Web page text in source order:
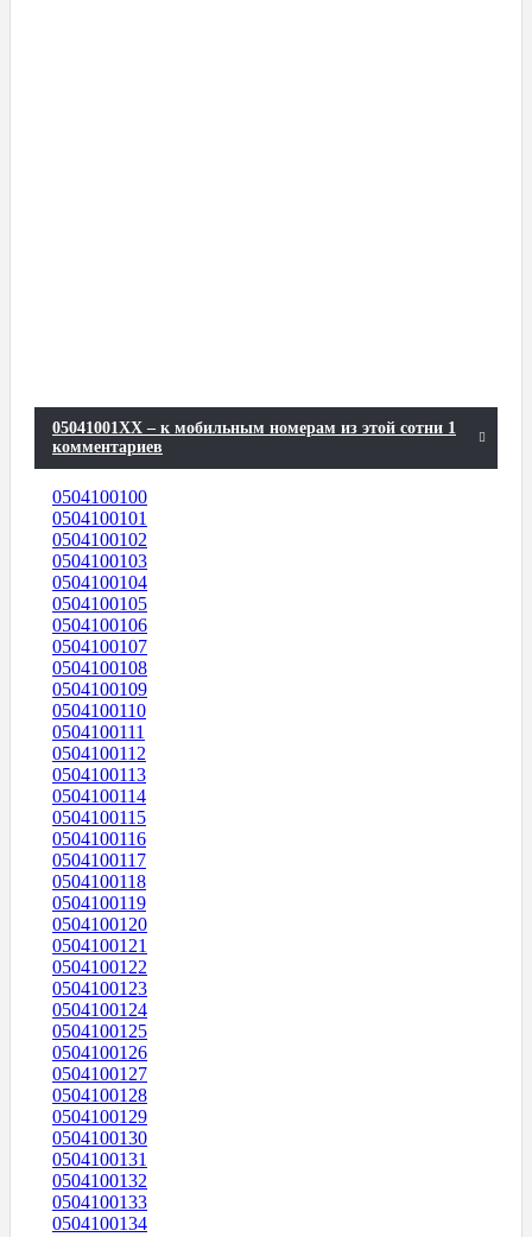
05041001XX – к мобильным номерам из этой сотни 1
комментариев
0504100100
0504100101
0504100102
0504100103
0504100104
0504100105
0504100106
0504100107
0504100108
0504100109
0504100110
0504100111
0504100112
0504100113
0504100114
0504100115
0504100116
0504100117
0504100118
0504100119
0504100120
0504100121
0504100122
0504100123
0504100124
0504100125
0504100126
0504100127
0504100128
0504100129
0504100130
0504100131
0504100132
0504100133
0504100134